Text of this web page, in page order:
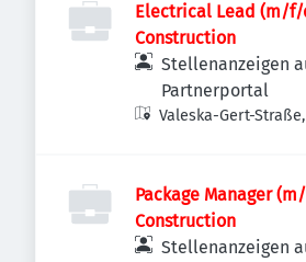
Electrical Lead (m/f/
Construction
Stellenanzeigen
Partnerportal
Valeska-Gert-
Package Manager
Construction
Stellenanzeigen